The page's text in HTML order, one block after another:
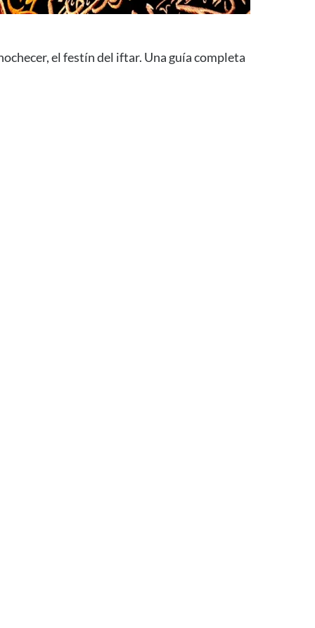
el festín del iftar. Una guía completa